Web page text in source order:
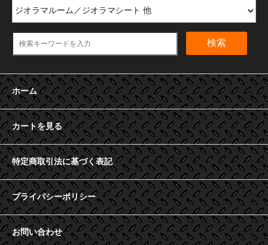
検索
ホーム
カートを見る
特定商取引法に基づく表記
プライバシーポリシー
お問い合わせ